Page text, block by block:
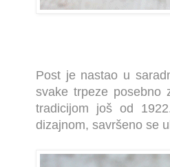
Post je nastao u
svake trpeze posebno
tradicijom još od
dizajnom, savršeno se